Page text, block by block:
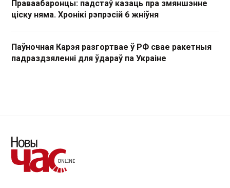
Праваабаронцы: падстаў казаць пра змяншэнне
ціску няма. Хронікі рэпрэсій 6 жніўня
Паўночная Карэя разгортвае ў РФ свае ракетныя
падраздзяленні для ўдараў па Украіне